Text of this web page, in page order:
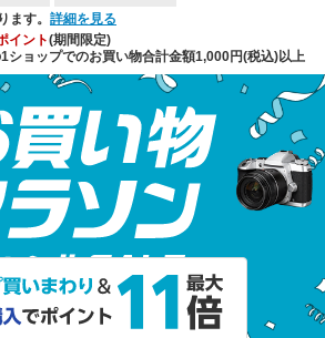
す。 詳細を見る
イント(期間限定)
ショップでのお買い物合計金額1,000円(税込)以上